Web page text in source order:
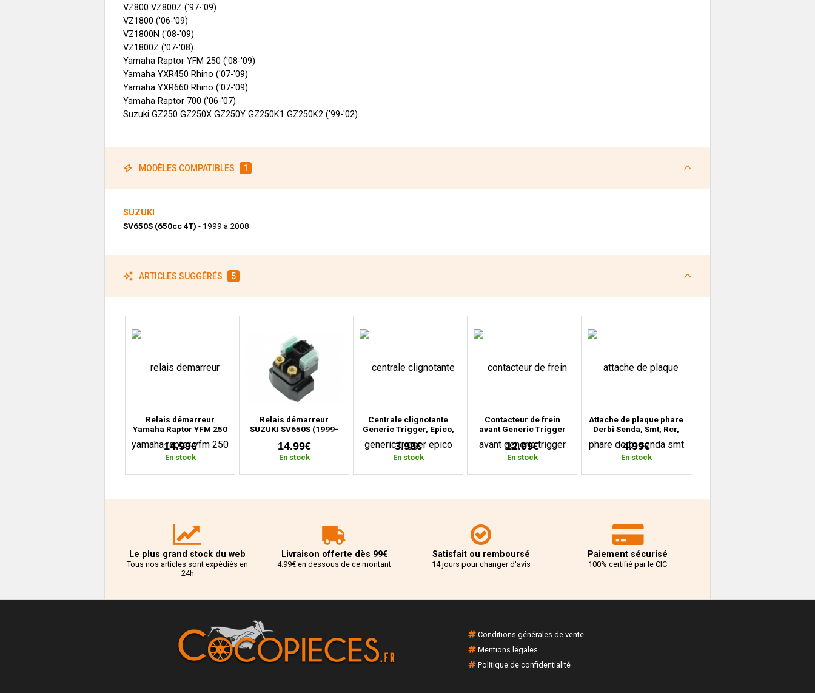
VZ800 VZ800Z ('97-'09)
VZ1800 ('06-'09)
VZ1800N ('08-'09)
VZ1800Z ('07-'08)
Yamaha Raptor YFM 250 ('08-'09)
Yamaha YXR450 Rhino ('07-'09)
Yamaha YXR660 Rhino ('07-'09)
Yamaha Raptor 700 ('06-'07)
Suzuki GZ250 GZ250X GZ250Y GZ250K1 GZ250K2 ('99-'02)
MODÈLES COMPATIBLES 1
SUZUKI
SV650S (650cc 4T) - 1999 à 2008
ARTICLES SUGGÉRÉS 5
Relais démarreur
Yamaha Raptor YFM 250
(2008-2009)
14.99€
En stock
Relais démarreur
SUZUKI SV650S (1999-
14.99€
En stock
Centrale clignotante
Generic Trigger, Epico,
Ride Thorn, Kallio,
Classic
3.99€
En stock
Contacteur de frein
avant Generic Trigger
50 Sm, One, X, Ride
Thorn 50, Keeway
12.99€
En stock
Attache de plaque phare
Derbi Senda, Smt, Rcr,
Sx, Rx
4.99€
En stock
Le plus grand stock du web
Tous nos articles sont expédiés en
24h
Livraison offerte dès 99€
4.99€ en dessous de ce montant
Satisfait ou remboursé
14 jours pour changer d'avis
Paiement sécurisé
100% certifié par le CIC
Conditions générales de vente
Mentions légales
Politique de confidentialité